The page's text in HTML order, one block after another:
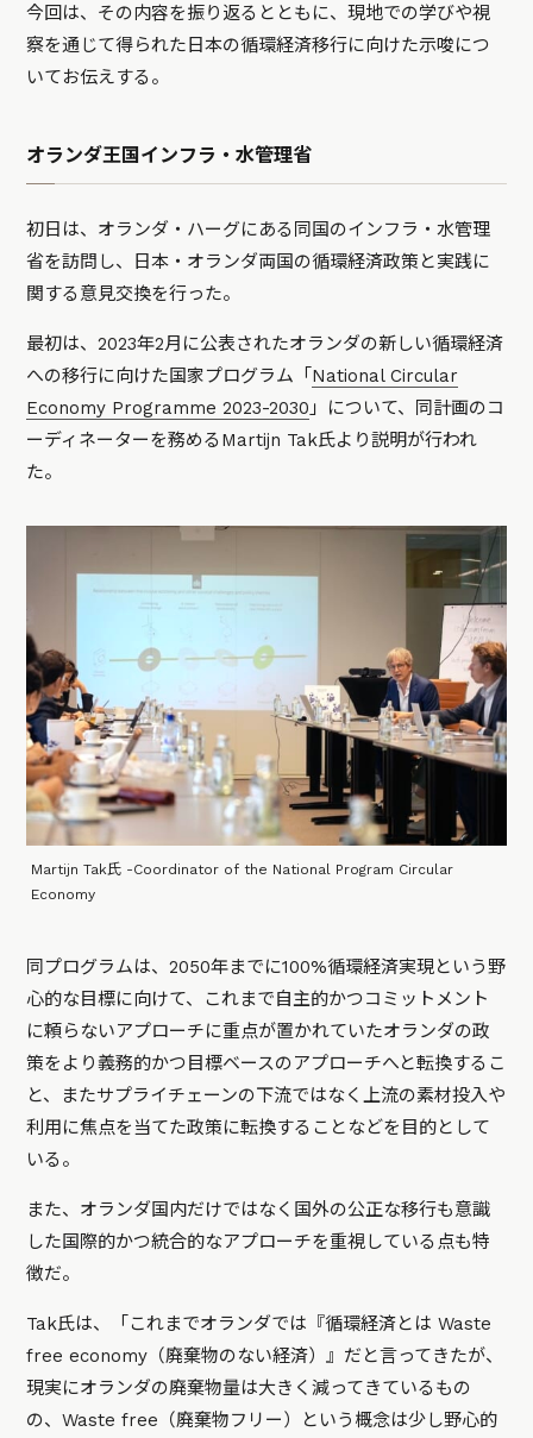
今回は、その内容を振り返るとともに、現地での学びや視
察を通じて得られた日本の循環経済移行に向けた示唆につ
いてお伝えする。
オランダ王国インフラ・水管理省
初日は、オランダ・ハーグにある同国のインフラ・水管理
省を訪問し、日本・オランダ両国の循環経済政策と実践に
関する意見交換を行った。
最初は、2023年2月に公表されたオランダの新しい循環経済
への移行に向けた国家プログラム「 National Circular
Economy Programme 2023-2030 」について、同計画のコ
ーディネーターを務めるMartijn Tak氏より説明が行われ
た。
Martijn Tak氏 -Coordinator of the National Program Circular
Economy
同プログラムは、2050年までに100%循環経済実現という野
心的な目標に向けて、これまで自主的かつコミットメント
に頼らないアプローチに重点が置かれていたオランダの政
策をより義務的かつ目標ベースのアプローチへと転換するこ
と、またサプライチェーンの下流ではなく上流の素材投入や
利用に焦点を当てた政策に転換することなどを目的として
いる。
また、オランダ国内だけではなく国外の公正な移行も意識
した国際的かつ統合的なアプローチを重視している点も特
徴だ。
Tak氏は、「これまでオランダでは『循環経済とは Waste
free economy（廃棄物のない経済）』だと言ってきたが、
現実にオランダの廃棄物量は大きく減ってきているもの
の、Waste free（廃棄物フリー）という概念は少し野心的